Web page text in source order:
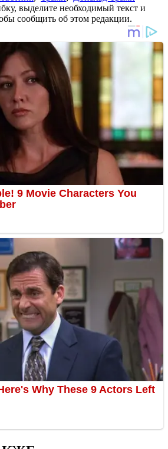
выделите необходимый текст и
сообщить об этом редакции.